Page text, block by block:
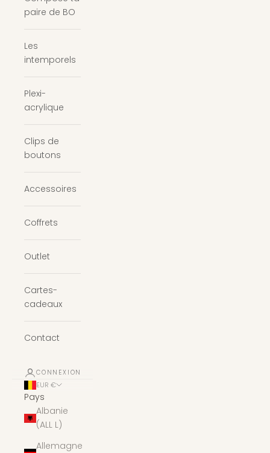
paire de BO
Les
intemporels
Plexi-
acrylique
Clips de
boutons
Accessoires
Coffrets
Outlet
Cartes-
cadeaux
Contact
CONNEXION
EUR €
Pays
Albanie
(ALL L)
Allemagne